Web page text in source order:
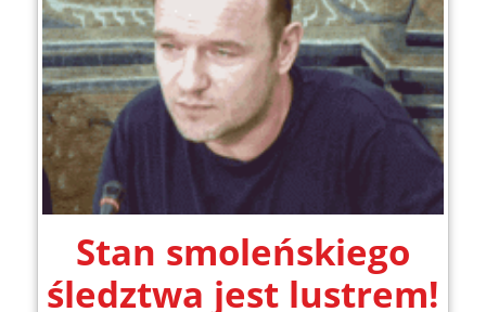
Stan smoleńskiego
śledztwa jest lustrem!